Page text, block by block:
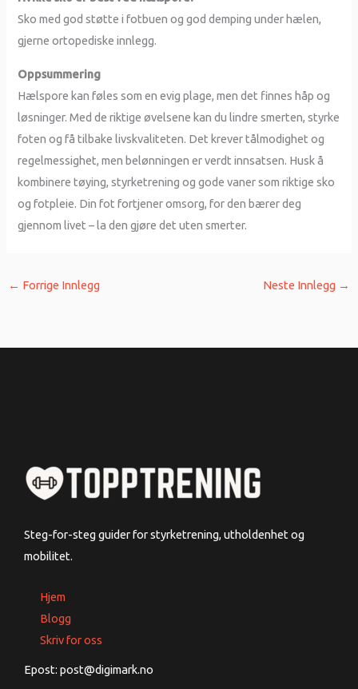
Sko med god støtte i fotbuen og god demping under hælen,
gjerne ortopediske innlegg.
Oppsummering
Hælspore kan føles som en evig plage, men det finnes håp og
løsninger. Med de riktige øvelsene kan du lindre smerten, styrke
foten og få tilbake livskvaliteten. Det krever tålmodighet og
regelmessighet, men belønningen er verdt innsatsen. Husk å
kombinere tøying, styrketrening og gode vaner som riktige sko
og fotpleie. Din fot fortjener omsorg, for den bærer deg
gjennom livet – la den gjøre det uten smerter.
← Forrige Innlegg Neste Innlegg →
Steg-for-steg guider for styrketrening, utholdenhet og
mobilitet.
Hjem
Blogg
Skriv for oss
Epost: post@digimark.no